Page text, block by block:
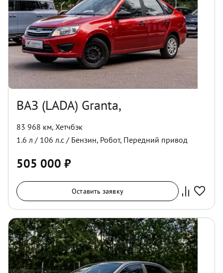
ВАЗ (LADA) Granta,
83 968 км, Хетчбэк
1.6 л / 106 л.с / Бензин, Робот, Передний привод
505 000 ₽
Оставить заявку